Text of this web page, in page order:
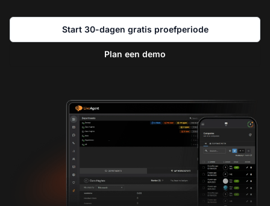
Start 30-dagen gratis proefperiode
Plan een demo